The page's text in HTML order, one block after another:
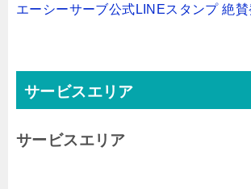
エーシーサーブ公式LINEスタンプ 絶賛
サービスエリア
サービスエリア